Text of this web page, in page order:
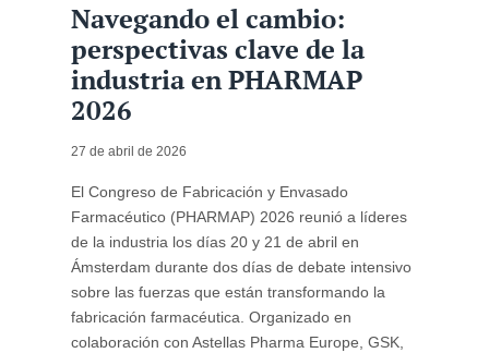
Navegando el cambio:
perspectivas clave de la
industria en PHARMAP
2026
27 de abril de 2026
El Congreso de Fabricación y Envasado
Farmacéutico (PHARMAP) 2026 reunió a líderes
de la industria los días 20 y 21 de abril en
Ámsterdam durante dos días de debate intensivo
sobre las fuerzas que están transformando la
fabricación farmacéutica. Organizado en
colaboración con Astellas Pharma Europe, GSK,